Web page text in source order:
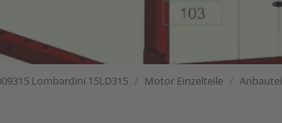
Lombardini 15LD315 Motor Einzelteile